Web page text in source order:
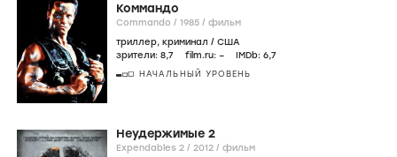
Коммандо
Commando / 1985 / фильм
триллер, криминал / США
зрители: 8,7 film.ru: – IMDb: 6,7
НАЧАЛЬНЫЙ УРОВЕНЬ
Неудержимые 2
Expendables 2 / 2012 / фильм